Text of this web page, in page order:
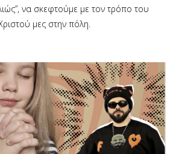
να σκεφτούμε με τον τρόπο του
μες στην πόλη.